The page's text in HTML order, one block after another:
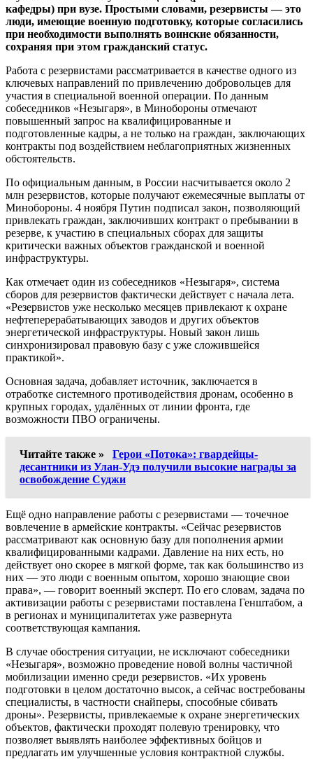
кафедры) при вузе. Простыми словами, резервисты — это
люди, имеющие военную подготовку, которые согласились
при необходимости выполнять воинские обязанности,
сохраняя при этом гражданский статус.
Работа с резервистами рассматривается в качестве одного из
ключевых направлений по привлечению добровольцев для
участия в специальной военной операции. По данным
собеседников «Незыгаря», в Минобороны отмечают
повышенный запрос на квалифицированные и
подготовленные кадры, а не только на граждан, заключающих
контракты под воздействием неблагоприятных жизненных
обстоятельств.
По официальным данным, в России насчитывается около 2
млн резервистов, которые получают ежемесячные выплаты от
Минобороны. 4 ноября Путин подписал закон, позволяющий
привлекать граждан, заключивших контракт о пребывании в
резерве, к участию в специальных сборах для защиты
критически важных объектов гражданской и военной
инфраструктуры.
Как отмечает один из собеседников «Незыгаря», система
сборов для резервистов фактически действует с начала лета.
«Резервистов уже несколько месяцев привлекают к охране
нефтеперерабатывающих заводов и других объектов
энергетической инфраструктуры. Новый закон лишь
синхронизировал правовую базу с уже сложившейся
практикой».
Основная задача, добавляет источник, заключается в
отработке системного противодействия дронам, особенно в
крупных городах, удалённых от линии фронта, где
возможности ПВО ограничены.
Читайте также »
Герои «Потока»: гвардейцы-
десантники из Улан-Удэ получили высокие награды за
освобождение Суджи
Ещё одно направление работы с резервистами — точечное
вовлечение в армейские контракты. «Сейчас резервистов
рассматривают как основную базу для пополнения армии
квалифицированными кадрами. Давление на них есть, но
действует оно скорее в мягкой форме, так как большинство из
них — это люди с военным опытом, хорошо знающие свои
права», — говорит военный эксперт. По его словам, задача по
активизации работы с резервистами поставлена Генштабом, а
в регионах и муниципалитетах уже развернута
соответствующая кампания.
В случае обострения ситуации, не исключают собеседники
«Незыгаря», возможно проведение новой волны частичной
мобилизации именно среди резервистов. «Их уровень
подготовки в целом достаточно высок, а сейчас востребованы
специалисты, в частности снайперы, способные сбивать
дроны». Резервисты, привлекаемые к охране энергетических
объектов, фактически проходят полевую тренировку, что
позволяет выявлять наиболее эффективных бойцов и
предлагать им улучшенные условия контрактной службы.